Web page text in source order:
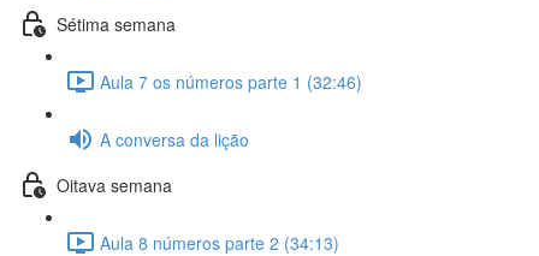
Sétima semana
Aula 7 os números parte 1 (32:46)
A conversa da lição
Oitava semana
Aula 8 números parte 2 (34:13)